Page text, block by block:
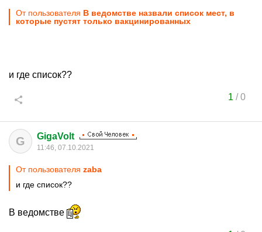
От пользователя В ведомстве назвали список мест, в
которые пустят только вакцинированных
и где список??
1 /0
G GigaVolt
11:46, 07.10.2021
От пользователя zaba
и где список??
В ведомстве